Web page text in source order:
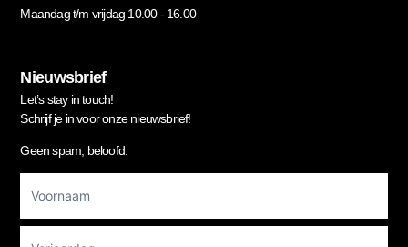
Maandag t/m vrijdag 10.00 - 16.00
Nieuwsbrief
Let’s stay in touch!
Schrijf je in voor onze nieuwsbrief!
Geen spam, beloofd.
Newsletter